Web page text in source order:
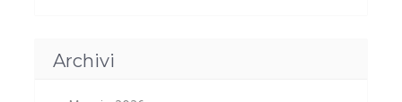
Archivi